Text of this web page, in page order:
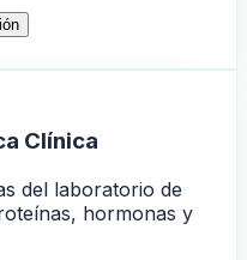
Clínica
del laboratorio de
hormonas y